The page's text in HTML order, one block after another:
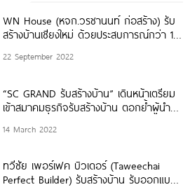
WN House (หจก.วรชานนท์ ก่อสร้าง) รับ
สร้างบ้านเชียงใหม่ ด้วยประสบการณ์กว่า 17
22 September 2022
“SC GRAND รับสร้างบ้าน” เดินหน้าเตรียม
เข้าสมาคมธุรกิจรับสร้างบ้าน ตอกย้ำผู้นำ
แบรนด์โตเท่ารุ่นพี่ในเครือฯ ภายใน 3
14 March 2022
ทวีชัย เพอร์เฟค บิวเดอร์ (Taweechai
Perfect Builder) รับสร้างบ้าน รับออกแบบ